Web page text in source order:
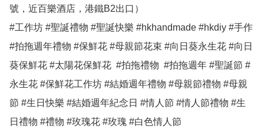
號，近百樂酒店，港鐵B2出口）
#工作坊 #聖誕禮物 #聖誕快樂 #hkhandmade #hkdiy #手作
#拍拖週年禮物 #保鮮花 #母親節花束 #向日葵永生花 #向日
葵保鮮花 #太陽花保鮮花  #拍拖禮物  #拍拖週年 #聖誕節 #
永生花 #保鮮花工作坊 #結婚週年禮物 #母親節禮物 #母親
節 #生日快樂 #結婚週年紀念日 #情人節 #情人節禮物 #生
日禮物 #禮物 #玫瑰花 #玫瑰 #白色情人節